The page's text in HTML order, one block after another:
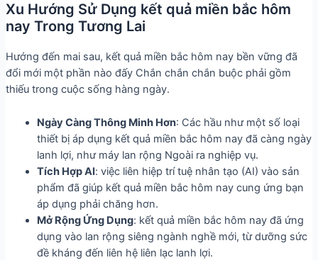
Xu Hướng Sử Dụng kết quả miền bắc hôm
nay Trong Tương Lai
Hướng đến mai sau, kết quả miền bắc hôm nay bền vững đã
đổi mới một phần nào đấy Chắn chắn chắn buộc phải gồm
thiếu trong cuộc sống hàng ngày.
Ngày Càng Thông Minh Hơn: Các hầu như một số loại
thiết bị áp dụng kết quả miền bắc hôm nay đã càng ngày
lanh lợi, như máy lan rộng Ngoài ra nghiệp vụ.
Tích Hợp AI: việc liên hiệp trí tuệ nhân tạo (AI) vào sản
phẩm đã giúp kết quả miền bắc hôm nay cung ứng bạn
áp dụng phải chăng hơn.
Mở Rộng Ứng Dụng: kết quả miền bắc hôm nay đã ứng
dụng vào lan rộng siêng ngành nghề mới, từ dưỡng sức
đề kháng đến liên hệ liên lạc lanh lợi.